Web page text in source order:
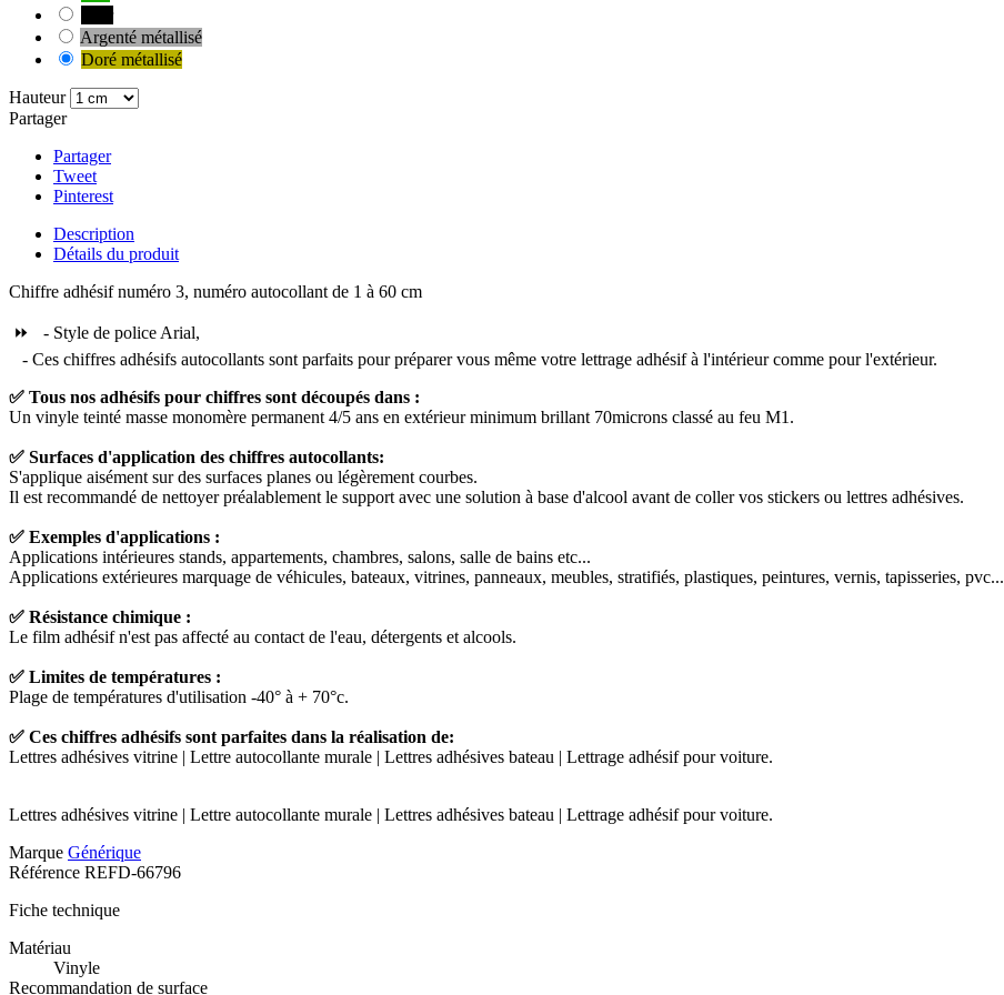
Argenté métallisé
Doré métallisé
Hauteur
Partager
Partager
Tweet
Pinterest
Description
Détails du produit
Chiffre adhésif numéro 3, numéro autocollant de 1 à 60 cm
⏩ - Style de police Arial,
- Ces chiffres adhésifs autocollants sont parfaits pour préparer vous même votre lettrage adhésif à l'intérieur comme pour l'extérieur.
✅ Tous nos adhésifs pour chiffres sont découpés dans :
Un vinyle teinté masse monomère permanent 4/5 ans en extérieur minimum brillant 70microns classé au feu M1.
✅ Surfaces d'application des chiffres autocollants:
S'applique aisément sur des surfaces planes ou légèrement courbes.
Il est recommandé de nettoyer préalablement le support avec une solution à base d'alcool avant de coller vos stickers ou lettres adhésives.
✅ Exemples d'applications :
Applications intérieures stands, appartements, chambres, salons, salle de bains etc...
Applications extérieures marquage de véhicules, bateaux, vitrines, panneaux, meubles, stratifiés, plastiques, peintures, vernis, tapisseries, pvc...
✅ Résistance chimique :
Le film adhésif n'est pas affecté au contact de l'eau, détergents et alcools.
✅ Limites de températures :
Plage de températures d'utilisation -40° à + 70°c.
✅ Ces chiffres adhésifs sont parfaites dans la réalisation de:
Lettres adhésives vitrine | Lettre autocollante murale | Lettres adhésives bateau | Lettrage adhésif pour voiture.
Lettres adhésives vitrine | Lettre autocollante murale | Lettres adhésives bateau | Lettrage adhésif pour voiture.
Marque Générique
Référence REFD-66796
Fiche technique
Matériau
Vinyle
Recommandation de surface